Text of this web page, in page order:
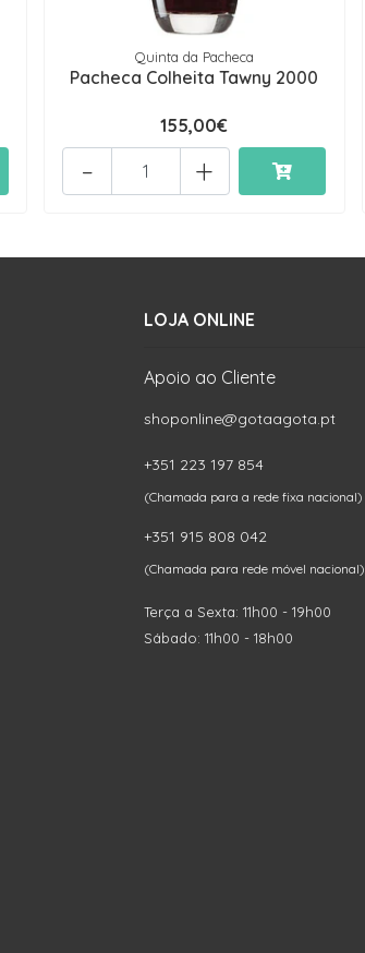
Quinta da Pacheca
Pacheca Colheita Tawny 2000
155,00€
+
-
LOJA ONLINE
Apoio ao Cliente
shoponline@gotaagota.pt
+351 223 197 854
(Chamada para a rede fixa nacional)
+351 915 808 042
(Chamada para rede móvel nacional)
Terça a Sexta: 11h00 - 19h00
Sábado: 11h00 - 18h00